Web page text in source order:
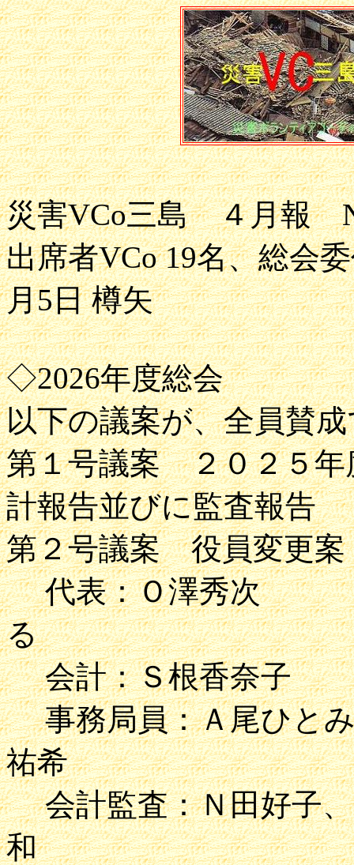
災害VCo三島 ４月報
出席者VCo 19名、総
月5日 樽矢
◇2026年度総会
以下の議案が、全員賛
第１号議案 ２０２５年
計報告並びに監査報告
第２号議案 役員変更案
代表：Ｏ澤秀次 副
る
会計：Ｓ根香奈子
事務局員：Ａ尾ひとみ
祐希
会計監査：Ｎ田好子
和